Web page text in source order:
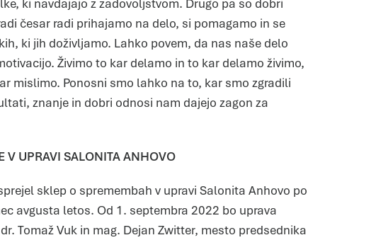
česar radi prihajamo na delo, si pomagamo in se
ki jih doživljamo. Lahko povem, da nas naše delo
Živimo to kar delamo in to kar delamo živimo,
mislimo. Ponosni smo lahko na to, kar smo zgradili
znanje in dobri odnosi nam dajejo zagon za
V UPRAVI SALONITA ANHOVO
sklep o spremembah v upravi Salonita Anhovo po
avgusta letos. Od 1. septembra 2022 bo uprava
Tomaž Vuk in mag. Dejan Zwitter, mesto predsednika
DOVOLI IZBOR